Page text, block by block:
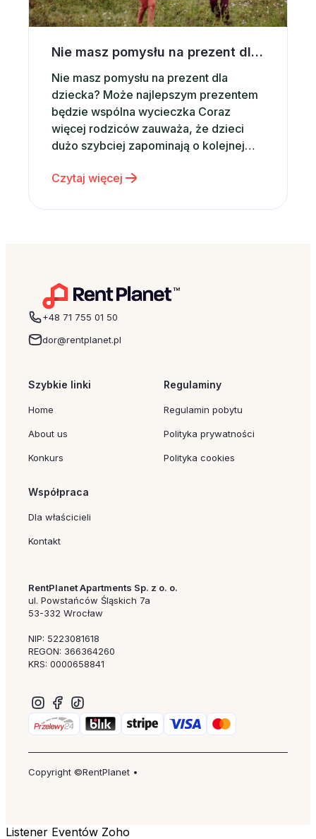
Nie masz pomysłu na prezent dla dziecka? Postaw na wspólną wycieczkę
Nie masz pomysłu na prezent dla
dziecka? Może najlepszym prezentem
będzie wspólna wycieczka Coraz
więcej rodziców zauważa, że dzieci
dużo szybciej zapominają o kolejnej
czasie. Właśnie dlatego zamiast
wybieramy emocje, wspomnienia i
Czytaj więcej
+48 71 755 01 50
dor@rentplanet.pl
Szybkie linki
Home
About us
Konkurs
Regulaminy
Regulamin pobytu
Polityka prywatności
Polityka cookies
Współpraca
Dla właścicieli
Kontakt
RentPlanet Apartments Sp. z o. o.
ul. Powstańców Śląskich 7a
53-332 Wrocław
NIP: 5223081618
REGON: 366364260
KRS: 0000658841
Copyright ©RentPlanet •
Listener Eventów Zoho